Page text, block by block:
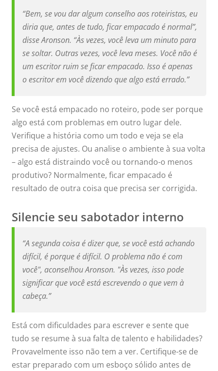
“Bem, se vou dar algum conselho aos roteiristas, eu
diria que, antes de tudo, ficar empacado é normal”,
disse Aronson. “Às vezes, você leva um minuto para
se soltar. Outras vezes, você leva meses. Você não é
um escritor ruim se ficar empacado. Isso é apenas
o escritor em você dizendo que algo está errado.”
Se você está empacado no roteiro, pode ser porque
algo está com problemas em outro lugar dele.
Verifique a história como um todo e veja se ela
precisa de ajustes. Ou analise o ambiente à sua volta
– algo está distraindo você ou tornando-o menos
produtivo? Normalmente, ficar empacado é
resultado de outra coisa que precisa ser corrigida.
Silencie seu sabotador interno
“A segunda coisa é dizer que, se você está achando
difícil, é porque é difícil. O problema não é com
você", aconselhou Aronson. "Às vezes, isso pode
significar que você está escrevendo o que vem à
cabeça.”
Está com dificuldades para escrever e sente que
tudo se resume à sua falta de talento e habilidades?
Provavelmente isso não tem a ver. Certifique-se de
estar preparado com um esboço sólido antes de